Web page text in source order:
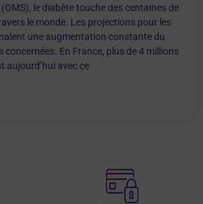
le diabète touche des centaines de
le monde. Les projections pour les
une augmentation constante du
concernées. En France, plus de 4 millions
aujourd’hui avec ce